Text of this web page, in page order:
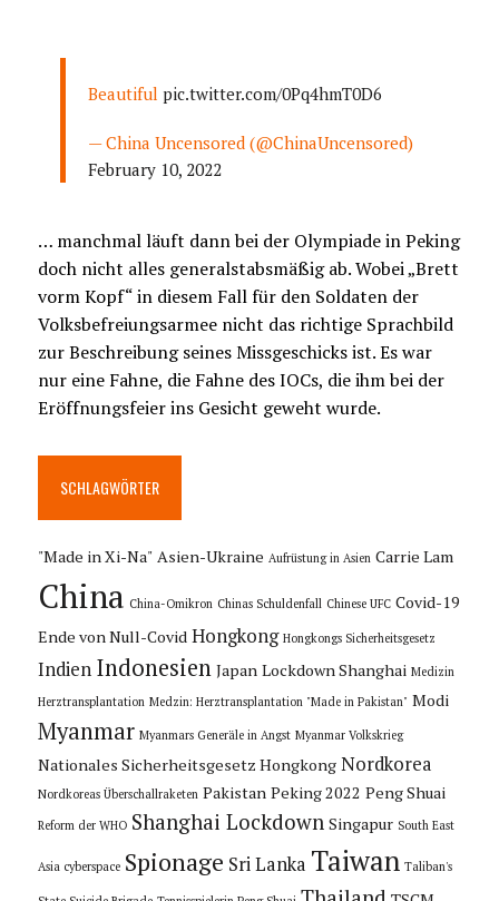
Beautiful pic.twitter.com/0Pq4hmT0D6
— China Uncensored (@ChinaUncensored)
February 10, 2022
… manchmal läuft dann bei der Olympiade in Peking
doch nicht alles generalstabsmäßig ab. Wobei „Brett
vorm Kopf“ in diesem Fall für den Soldaten der
Volksbefreiungsarmee nicht das richtige Sprachbild
zur Beschreibung seines Missgeschicks ist. Es war
nur eine Fahne, die Fahne des IOCs, die ihm bei der
Eröffnungsfeier ins Gesicht geweht wurde.
SCHLAGWÖRTER
"Made in Xi-Na" Asien-Ukraine Aufrüstung in Asien Carrie Lam
China China-Omikron Chinas Schuldenfall Chinese UFC Covid-19
Ende von Null-Covid Hongkong Hongkongs Sicherheitsgesetz
Indien Indonesien Japan Lockdown Shanghai Medizin
Herztransplantation Medzin: Herztransplantation "Made in Pakistan" Modi
Myanmar Myanmars Generäle in Angst Myanmar Volkskrieg
Nationales Sicherheitsgesetz Hongkong Nordkorea
Nordkoreas Überschallraketen Pakistan Peking 2022 Peng Shuai
Reform der WHO Shanghai Lockdown Singapur South East
Asia cyberspace Spionage Sri Lanka Taiwan Taliban's